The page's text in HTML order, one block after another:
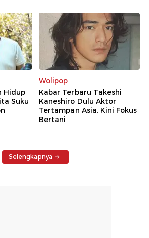
Hidup
Suku
Wolipop
Kabar Terbaru Takeshi
Kaneshiro Dulu Aktor
Tertampan Asia, Kini Fokus
Bertani
Selengkapnya